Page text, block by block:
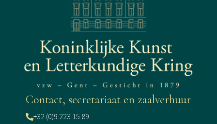
Contact, secretariaat en zaalverhuur
+32 (0)9 223 15 89